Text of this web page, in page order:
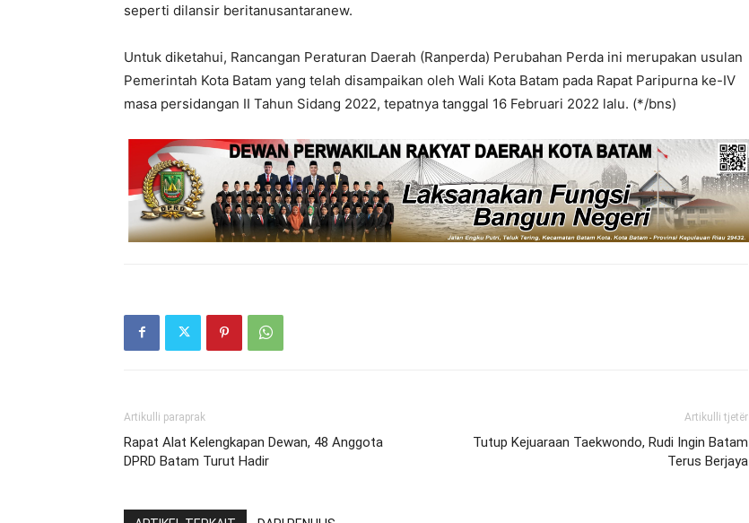
seperti dilansir beritanusantaranew.
Untuk diketahui, Rancangan Peraturan Daerah (Ranperda) Perubahan Perda ini merupakan usulan
Pemerintah Kota Batam yang telah disampaikan oleh Wali Kota Batam pada Rapat Paripurna ke-IV
masa persidangan II Tahun Sidang 2022, tepatnya tanggal 16 Februari 2022 lalu. (*/bns)
Artikulli paraprak
Rapat Alat Kelengkapan Dewan, 48 Anggota
DPRD Batam Turut Hadir
Artikulli tjetër
Tutup Kejuaraan Taekwondo, Rudi Ingin Batam
Terus Berjaya